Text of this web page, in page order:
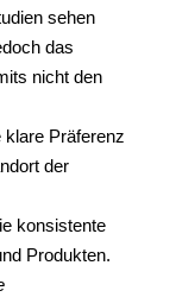
sehen
das
nicht den
klare Präferenz
der
konsistente
Produkten.